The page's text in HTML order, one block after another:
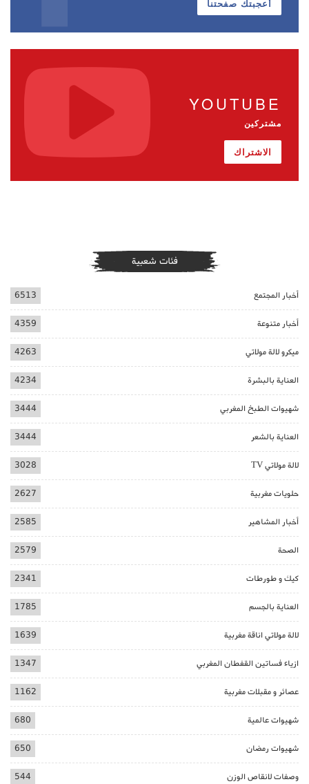
أعجبتك صفحتنا
YOUTUBE
مشتركين
الاشتراك
فئات شعبية
أخبار المجتمع 6513
أخبار متنوعة 4359
ميكرو لالة مولاتي 4263
العناية بالبشرة 4234
شهيوات الطبخ المغربي 3444
العناية بالشعر 3444
لالة مولاتي TV 3028
حلويات مغربية 2627
أخبار المشاهير 2585
الصحة 2579
كيك و طورطات 2341
العناية بالجسم 1785
لالة مولاتي اناقة مغربية 1639
ازياء فساتين القفطان المغربي 1347
عصائر و مقبلات مغربية 1162
شهيوات عالمية 680
شهيوات رمضان 650
وصفات لانقاص الوزن 544